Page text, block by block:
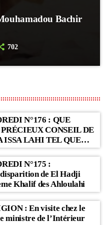
Bachir
702
N°176 : QUE
CONSEIL DE
ISSA LAHI TEL QUE
KHALIF SERIGNE
Baax Matul
»
N°175 :
de El Hadji
Khalif des Ahloulahi
: En visite chez le
ministre de l’Intérieur